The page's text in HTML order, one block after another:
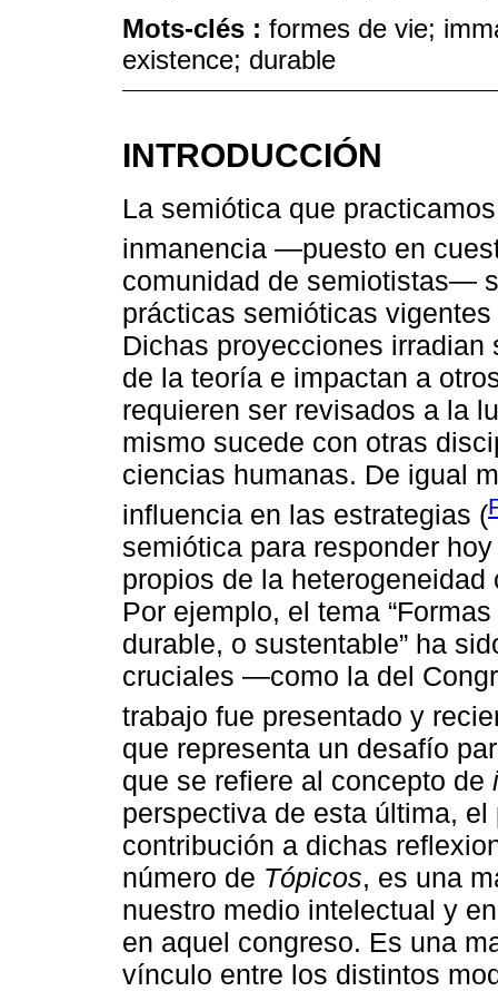
Mots-clés : formes de vie;
existence; durable
INTRODUCCIÓN
La semiótica que
inmanencia —puesto en
comunidad de semiotistas—
prácticas semióticas
Dichas proyecciones
de la teoría e impactan a
requieren ser revisados a la
mismo sucede con otras
ciencias humanas. De igual
influencia en las estrategias (
semiótica para responder
propios de la
Por ejemplo, el tema
durable, o sustentable” ha
cruciales —como la del
trabajo fue presentado y
que representa un desafío
que se refiere al concepto de
perspectiva de esta última,
contribución a dichas
número de Tópicos, es una
nuestro medio intelectual y
en aquel congreso. Es una
vínculo entre los distintos